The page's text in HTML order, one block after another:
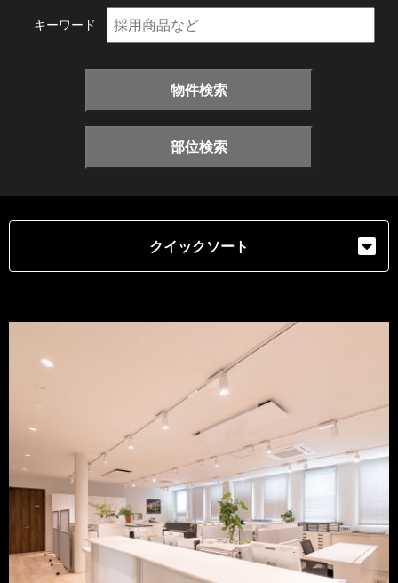
キーワード
物件検索
部位検索
クイックソート